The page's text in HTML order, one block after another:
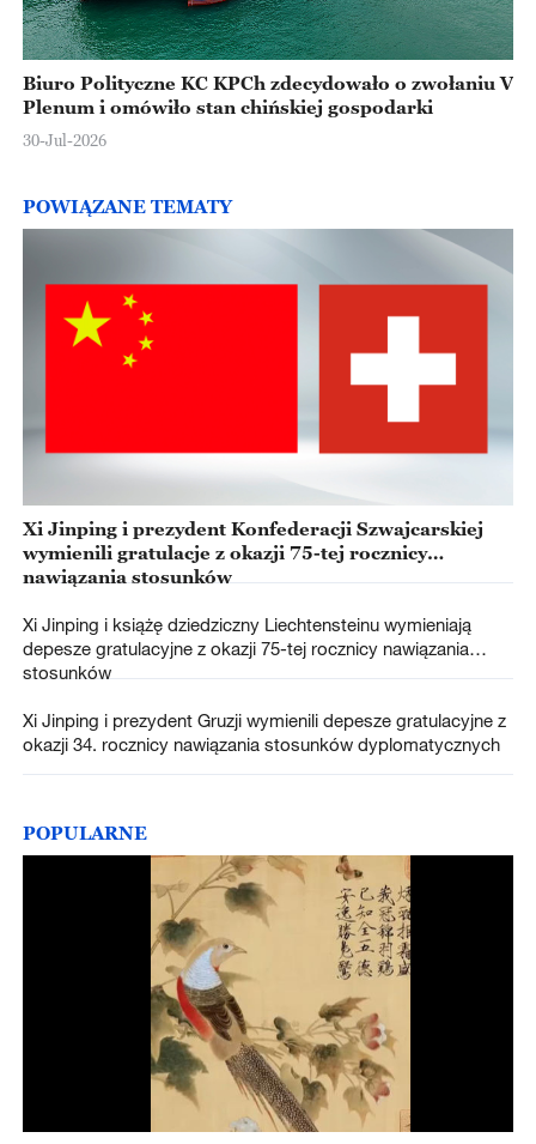
Biuro Polityczne KC KPCh zdecydowało o zwołaniu V
Plenum i omówiło stan chińskiej gospodarki
30-Jul-2026
POWIĄZANE TEMATY
Xi Jinping i prezydent Konfederacji Szwajcarskiej
wymienili gratulacje z okazji 75-tej rocznicy
nawiązania stosunków
Xi Jinping i książę dziedziczny Liechtensteinu wymieniają
depesze gratulacyjne z okazji 75-tej rocznicy nawiązania
stosunków
Xi Jinping i prezydent Gruzji wymienili depesze gratulacyjne z
okazji 34. rocznicy nawiązania stosunków dyplomatycznych
POPULARNE